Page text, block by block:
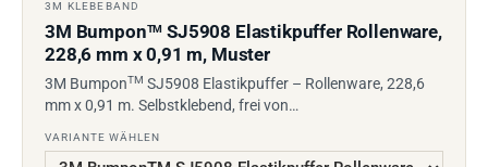
3M KLEBEBAND
3M BumponTM SJ5908 Elastikpuffer Rollenware,
228,6 mm x 0,91 m, Muster
3M BumponTM SJ5908 Elastikpuffer – Rollenware, 228,6
mm x 0,91 m. Selbstklebend, frei von…
VARIANTE WÄHLEN